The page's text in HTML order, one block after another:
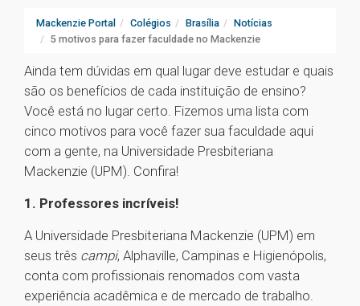
Mackenzie Portal Colégios Brasília
Notícias
5 motivos para fazer faculdade no Mackenzie
Ainda tem dúvidas em qual lugar deve estudar e quais
são os benefícios de cada instituição de ensino?
Você está no lugar certo. Fizemos uma lista com
cinco motivos para você fazer sua faculdade aqui
com a gente, na Universidade Presbiteriana
Mackenzie (UPM). Confira!
1. Professores incríveis!
A Universidade Presbiteriana Mackenzie (UPM) em
seus três campi, Alphaville, Campinas e Higienópolis,
conta com profissionais renomados com vasta
experiência acadêmica e de mercado de trabalho.